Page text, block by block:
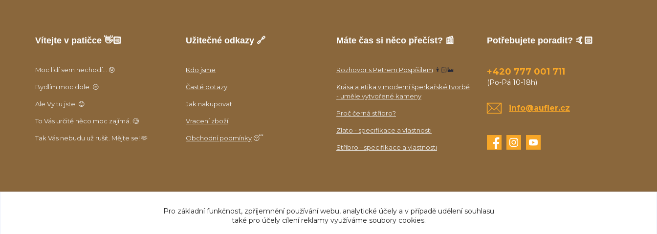
Vítejte v patičce 👋🏻
Moc lidí sem nechodí... 😞
Bydlím moc dole. 😒
Ale Vy tu jste! 😊
To Vás určitě něco moc zajímá. 🧐
Tak Vás nebudu už rušit. Mějte se! 🫶
Užitečné odkazy 🔗
Kdo jsme
Časté dotazy
Jak nakupovat
Vracení zboží
Obchodní podmínky 😴
Máte čas si něco přečíst? 📰
Rozhovor s Petrem Pospíšilem 👨🏻‍🏭
Krása a etika v moderní šperkařské tvorbě
- uměle vytvořené kameny
Proč černá stříbro?
Zlato - specifikace a vlastnosti
Stříbro - specifikace a vlastnosti
Potřebujete poradit? 🤙🏻
+420 777 001 711
(Po-Pá 10-18h)
info@aufler.cz
Pro základní funkčnost, zpříjemnění používání webu, analytické účely a v případě udělení souhlasu
také pro účely cílení reklamy využíváme soubory cookies.